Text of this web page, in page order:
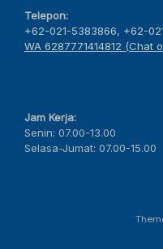
Telepon:
+62-021-5383866, +62-
WA 6287771414812 (Chat
Jam Kerja:
Senin: 07.00-13.00
Selasa-Jumat: 07.00-15.00